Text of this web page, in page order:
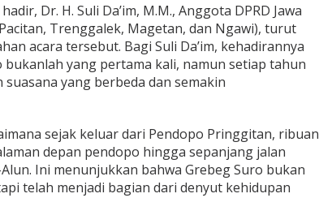
Dr. H. Suli Da’im, M.M., Anggota DPRD Jawa
Trenggalek, Magetan, dan Ngawi), turut
acara tersebut. Bagi Suli Da’im, kehadirannya
bukanlah yang pertama kali, namun setiap tahun
yang berbeda dan semakin
sejak keluar dari Pendopo Pringgitan, ribuan
depan pendopo hingga sepanjang jalan
Ini menunjukkan bahwa Grebeg Suro bukan
telah menjadi bagian dari denyut kehidupan